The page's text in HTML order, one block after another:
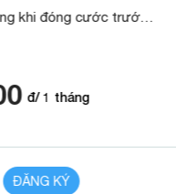
khi đóng cước trước
đ/1 tháng
ĐĂNG KÝ